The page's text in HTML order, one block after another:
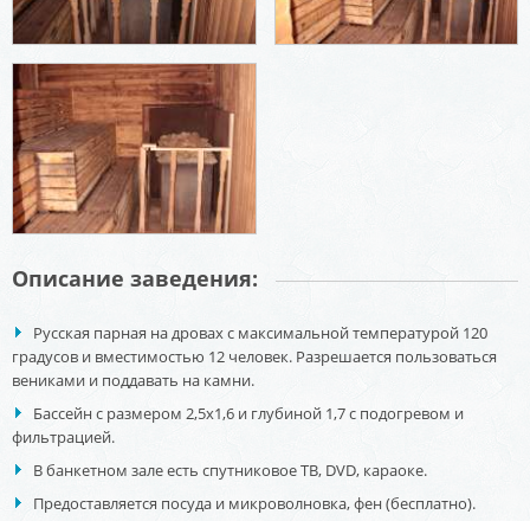
Описание заведения:
Русская парная на дровах с максимальной температурой 120
градусов и вместимостью 12 человек. Разрешается пользоваться
вениками и поддавать на камни.
Бассейн с размером 2,5х1,6 и глубиной 1,7 с подогревом и
фильтрацией.
В банкетном зале есть спутниковое ТВ, DVD, караоке.
Предоставляется посуда и микроволновка, фен (бесплатно).